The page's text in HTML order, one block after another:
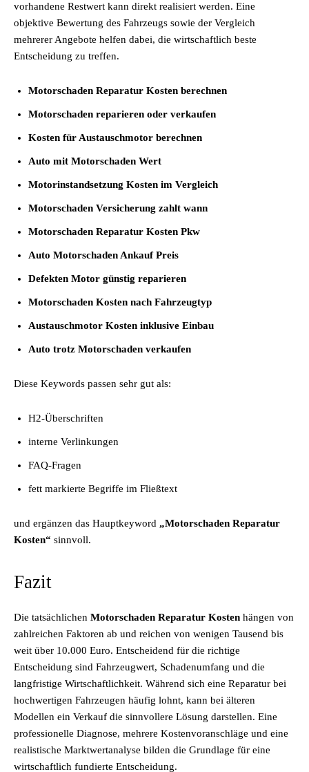
vorhandene Restwert kann direkt realisiert werden. Eine
objektive Bewertung des Fahrzeugs sowie der Vergleich
mehrerer Angebote helfen dabei, die wirtschaftlich beste
Entscheidung zu treffen.
Motorschaden Reparatur Kosten berechnen
Motorschaden reparieren oder verkaufen
Kosten für Austauschmotor berechnen
Auto mit Motorschaden Wert
Motorinstandsetzung Kosten im Vergleich
Motorschaden Versicherung zahlt wann
Motorschaden Reparatur Kosten Pkw
Auto Motorschaden Ankauf Preis
Defekten Motor günstig reparieren
Motorschaden Kosten nach Fahrzeugtyp
Austauschmotor Kosten inklusive Einbau
Auto trotz Motorschaden verkaufen
Diese Keywords passen sehr gut als:
H2-Überschriften
interne Verlinkungen
FAQ-Fragen
fett markierte Begriffe im Fließtext
und ergänzen das Hauptkeyword „Motorschaden Reparatur
Kosten“ sinnvoll.
Fazit
Die tatsächlichen Motorschaden Reparatur Kosten hängen von
zahlreichen Faktoren ab und reichen von wenigen Tausend bis
weit über 10.000 Euro. Entscheidend für die richtige
Entscheidung sind Fahrzeugwert, Schadenumfang und die
langfristige Wirtschaftlichkeit. Während sich eine Reparatur bei
hochwertigen Fahrzeugen häufig lohnt, kann bei älteren
Modellen ein Verkauf die sinnvollere Lösung darstellen. Eine
professionelle Diagnose, mehrere Kostenvoranschläge und eine
realistische Marktwertanalyse bilden die Grundlage für eine
wirtschaftlich fundierte Entscheidung.